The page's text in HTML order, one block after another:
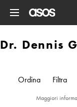
Dr. Dennis
Ordina Filtra
Maggiori